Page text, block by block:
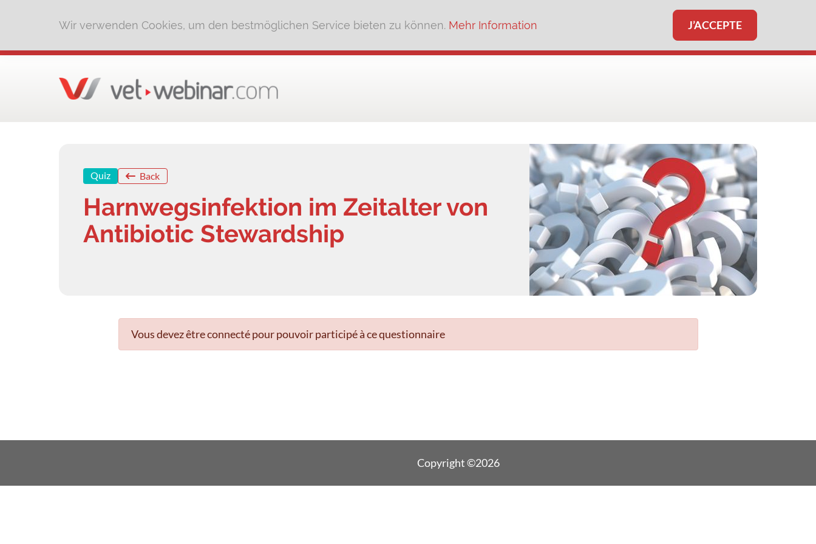
Wir verwenden Cookies, um den bestmöglichen Service bieten zu können. Mehr Information J’ACCEPTE
Quiz Back
Harnwegsinfektion im Zeitalter von
Antibiotic Stewardship
Vous devez être connecté pour pouvoir participé à ce questionnaire
Copyright ©2026